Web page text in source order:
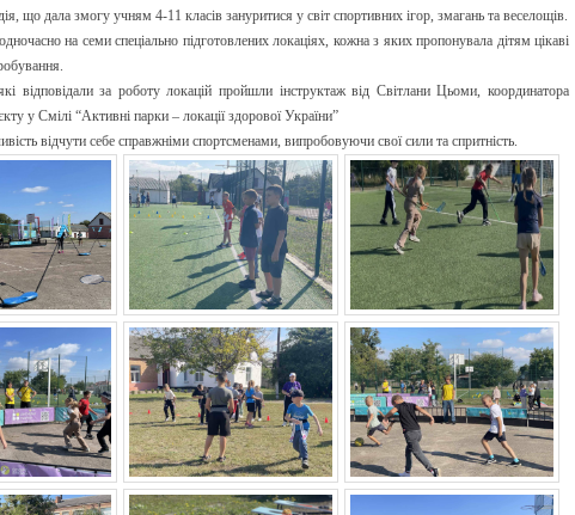
що дала змогу учням 4-11 класів зануритися у світ спортивних ігор, змагань та веселощів.
на семи спеціально підготовлених локаціях, кожна з яких пропонувала дітям цікаві
відповідали за роботу локацій пройшли інструктаж від Світлани Цьоми, координатора
у Смілі “Активні парки – локації здорової України”
відчути себе справжніми спортсменами, випробовуючи свої сили та спритність.